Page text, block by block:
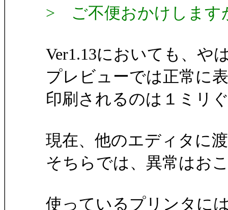
> ご不便おかけします
Ver1.13においても、や
プレビューでは正常に
印刷されるのは１ミリ
現在、他のエディタに
そちらでは、異常はお
使っているプリンタに